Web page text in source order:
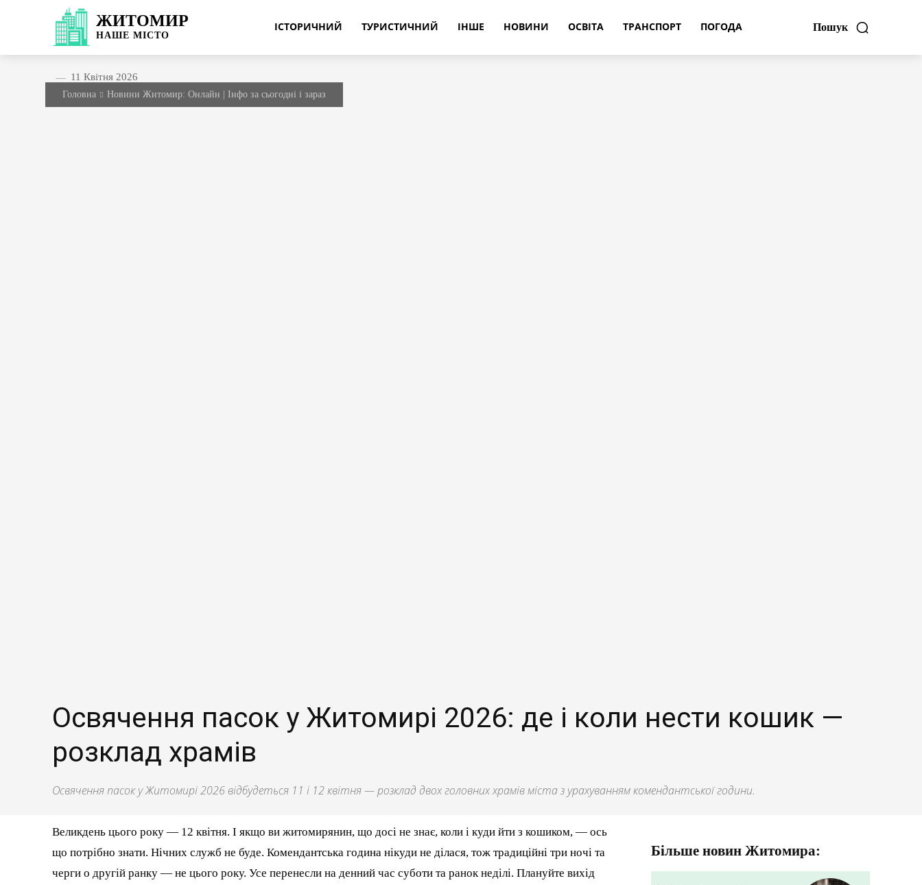
ЖИТОМИР
НАШЕ МІСТО
Пошук
ІСТОРИЧНИЙ ТУРИСТИЧНИЙ ІНШЕ НОВИНИ ОСВІТА ТРАНСПОРТ ПОГОДА
11 Квітня 2026
Головна Новини Житомир: Онлайн | Інфо за сьогодні і зараз
Освячення пасок у Житомирі 2026: де і коли нести кошик —
розклад храмів
Освячення пасок у Житомирі 2026 відбудеться 11 і 12 квітня — розклад двох головних храмів міста з урахуванням комендантської години.
Великдень цього року — 12 квітня. І якщо ви житомирянин, що досі не знає, коли і куди йти з кошиком, — ось
що потрібно знати. Нічних служб не буде. Комендантська година нікуди не ділася, тож традиційні три ночі та
черги о другій ранку — не цього року. Усе перенесли на денний час суботи та ранок неділі. Плануйте вихід
Більше новин Житомира: